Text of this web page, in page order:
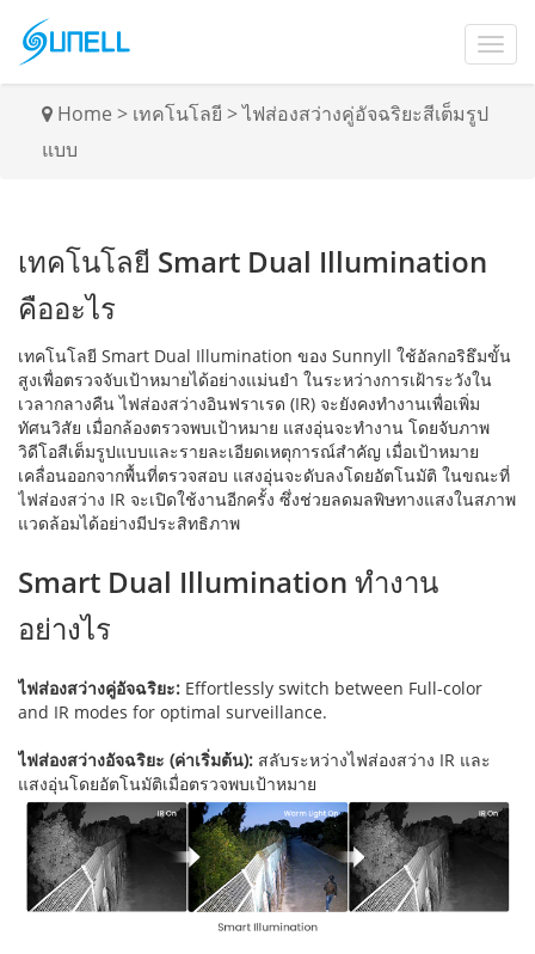
Home > เทคโนโลยี >ไฟส่องสว่างคู่อัจฉริยะสีเต็มรูป
แบบ
เทคโนโลยี Smart Dual Illumination
คืออะไร
เทคโนโลยี Smart Dual Illumination ของ Sunnyll ใช้อัลกอริธึมขั้น
สูงเพื่อตรวจจับเป้าหมายได้อย่างแม่นยํา ในระหว่างการเฝ้าระวังใน
เวลากลางคืน ไฟส่องสว่างอินฟราเรด (IR) จะยังคงทํางานเพื่อเพิ่ม
ทัศนวิสัย เมื่อกล้องตรวจพบเป้าหมาย แสงอุ่นจะทํางาน โดยจับภาพ
วิดีโอสีเต็มรูปแบบและรายละเอียดเหตุการณ์สําคัญ เมื่อเป้าหมาย
เคลื่อนออกจากพื้นที่ตรวจสอบ แสงอุ่นจะดับลงโดยอัตโนมัติ ในขณะที่
ไฟส่องสว่าง IR จะเปิดใช้งานอีกครั้ง ซึ่งช่วยลดมลพิษทางแสงในสภาพ
แวดล้อมได้อย่างมีประสิทธิภาพ
Smart Dual Illumination ทํางาน
อย่างไร
ไฟส่องสว่างคู่อัจฉริยะ: Effortlessly switch between Full-color
and IR modes for optimal surveillance.
ไฟส่องสว่างอัจฉริยะ (ค่าเริ่มต้น): สลับระหว่างไฟส่องสว่าง IR และ
แสงอุ่นโดยอัตโนมัติเมื่อตรวจพบเป้าหมาย